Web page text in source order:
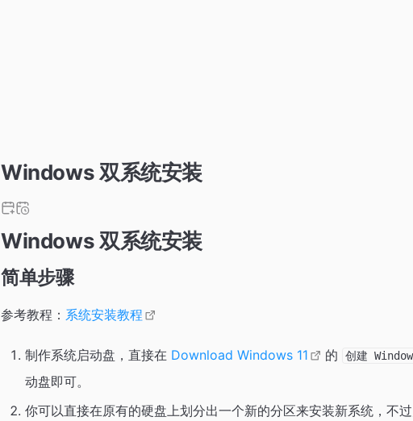
Windows 双系统安装
Windows 双系统安装
简单步骤
参考教程： 系统安装教程
制作系统启动盘，直接在 Download Windows 11 的 创建
动盘即可。
你可以直接在原有的硬盘上划分出一个新的分区来安装新系统，不